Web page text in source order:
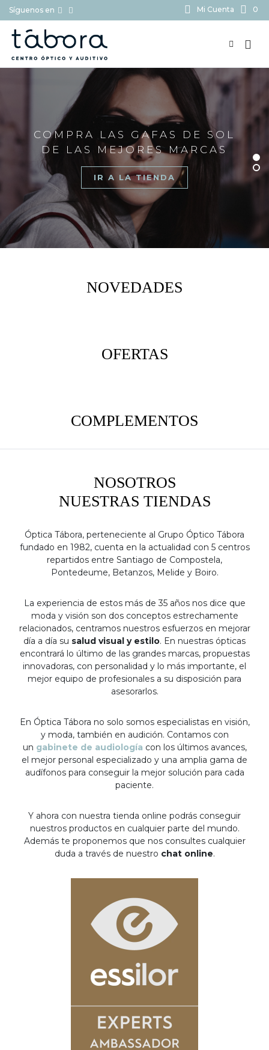
Síguenos en Mi Cuenta 0
COMPRA LAS GAFAS DE SOL
DE LAS MEJORES MARCAS
IR A LA TIENDA
NOVEDADES
OFERTAS
COMPLEMENTOS
NOSOTROS
NUESTRAS TIENDAS
Óptica Tábora, perteneciente al Grupo Óptico Tábora
fundado en 1982, cuenta en la actualidad con 5 centros
repartidos entre Santiago de Compostela,
Pontedeume, Betanzos, Melide y Boiro.
La experiencia de estos más de 35 años nos dice que
moda y visión son dos conceptos estrechamente
relacionados, centramos nuestros esfuerzos en mejorar
día a día su salud visual y estilo. En nuestras ópticas
encontrará lo último de las grandes marcas, propuestas
innovadoras, con personalidad y lo más importante, el
mejor equipo de profesionales a su disposición para
asesorarlos.
En Óptica Tábora no solo somos especialistas en visión,
y moda, también en audición. Contamos con
un gabinete de audiología con los últimos avances,
el mejor personal especializado y una amplia gama de
audífonos para conseguir la mejor solución para cada
paciente.
Y ahora con nuestra tienda online podrás conseguir
nuestros productos en cualquier parte del mundo.
Además te proponemos que nos consultes cualquier
duda a través de nuestro chat online.